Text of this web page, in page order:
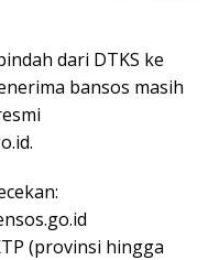
dari DTKS ke
bansos masih
(provinsi hingga